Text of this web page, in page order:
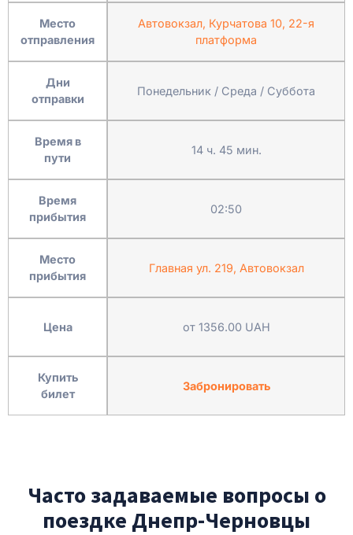
Место
отправления
Дни
отправки
Время в
пути
Время
прибытия
Место
прибытия
Цена
Купить
билет
Автовокзал, Курчатова 10, 22-я
платформа
Понедельник / Среда / Суббота
14 ч. 45 мин.
02:50
Главная ул. 219, Автовокзал
от 1356.00 UAH
Забронировать
Часто задаваемые вопросы о
поездке Днепр-Черновцы